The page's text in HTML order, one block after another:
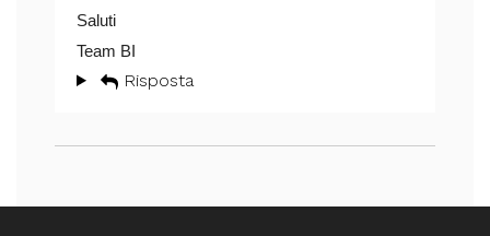
Saluti
Team BI
Risposta